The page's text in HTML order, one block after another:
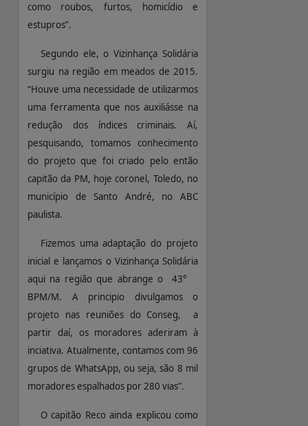
como roubos, furtos, homicídio e
estupros”.
Segundo ele, o Vizinhança Solidária
surgiu na região em meados de 2015.
“Houve uma necessidade de utilizarmos
uma ferramenta que nos auxiliásse na
redução dos índices criminais. Aí,
pesquisando, tomamos conhecimento
do projeto que foi criado pelo então
capitão da PM, hoje coronel, Toledo, no
município de Santo André, no ABC
paulista.
Fizemos uma adaptação do projeto
inicial e lançamos o Vizinhança Solidária
aqui na região que abrange o 43°
BPM/M. A principio divulgamos o
projeto nas reuniões do Conseg, a
partir daí, os moradores aderiram à
inciativa. Atualmente, contamos com 96
grupos de WhatsApp, ou seja, são 8 mil
moradores espalhados por 280 vias”.
O capitão Reco ainda explicou como